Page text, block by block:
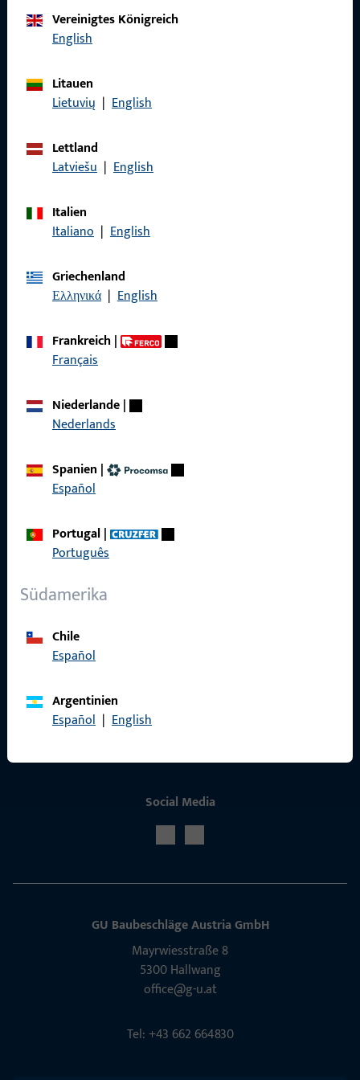
Kontaktieren Sie uns
Vereinigtes Königreich
English
Litauen
Lietuvių | English
Lettland
Latviešu | English
Italien
Italiano | English
Griechenland
Ελληνικά | English
Frankreich|
Français
Niederlande|
Nederlands
Spanien |
Español
Portugal|
Português
Südamerika
Chile
Español
Argentinien
Español | English
Allgemeines
Datenschutz
Schnelleinstieg
Social Media
GU Baubeschläge Aus­tria GmbH
Mayrwies­straße 8
5300 Hall­wang
office@g-u.at
Tel: +43 662 664830